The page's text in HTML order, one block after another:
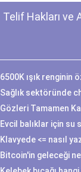
Telif Hakları ve
6500K ışık renginin
Sağlık sektöründe
Gözleri Tamamen
Evcil balıklar için su
Klavyede <= nasıl
Bitcoin'in geleceği